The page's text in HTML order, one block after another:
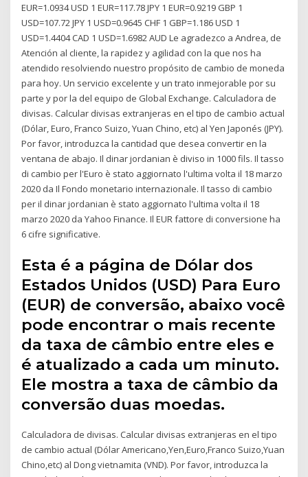
EUR=1.0934 USD 1 EUR=117.78 JPY 1 EUR=0.9219 GBP 1
USD=107.72 JPY 1 USD=0.9645 CHF 1 GBP=1.186 USD 1
USD=1.4404 CAD 1 USD=1.6982 AUD Le agradezco a Andrea, de
Atención al cliente, la rapidez y agilidad con la que nos ha
atendido resolviendo nuestro propósito de cambio de moneda
para hoy. Un servicio excelente y un trato inmejorable por su
parte y por la del equipo de Global Exchange. Calculadora de
divisas. Calcular divisas extranjeras en el tipo de cambio actual
(Dólar, Euro, Franco Suizo, Yuan Chino, etc) al Yen Japonés (JPY).
Por favor, introduzca la cantidad que desea convertir en la
ventana de abajo. Il dinar jordanian è diviso in 1000 fils. Il tasso
di cambio per l'Euro è stato aggiornato l'ultima volta il 18 marzo
2020 da Il Fondo monetario internazionale. Il tasso di cambio
per il dinar jordanian è stato aggiornato l'ultima volta il 18
marzo 2020 da Yahoo Finance. Il EUR fattore di conversione ha
6 cifre significative.
Esta é a página de Dólar dos
Estados Unidos (USD) Para Euro
(EUR) de conversão, abaixo você
pode encontrar o mais recente
da taxa de câmbio entre eles e
é atualizado a cada um minuto.
Ele mostra a taxa de câmbio da
conversão duas moedas.
Calculadora de divisas. Calcular divisas extranjeras en el tipo
de cambio actual (Dólar Americano,Yen,Euro,Franco Suizo,Yuan
Chino,etc) al Dong vietnamita (VND). Por favor, introduzca la